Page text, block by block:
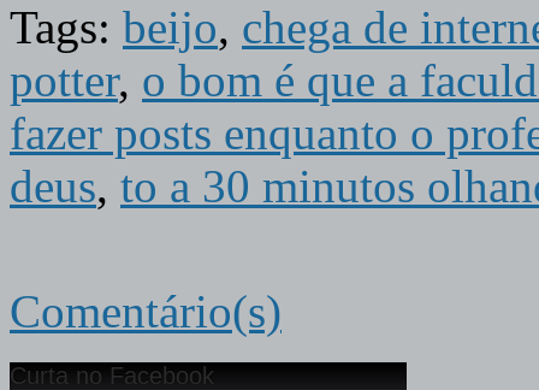
Tags: beijo, chega de
potter, o bom é que a
fazer posts enquanto o
deus, to a 30 minutos
Comentário(s)
Curta no Facebook